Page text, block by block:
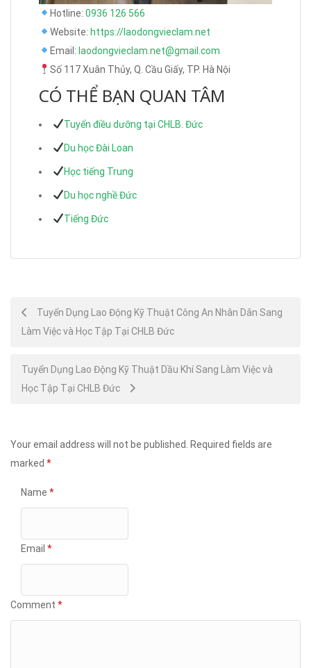
Hotline: 0936 126 566
Website: https://laodongvieclam.net
Email: laodongvieclam.net@gmail.com
Số 117 Xuân Thủy, Q. Cầu Giấy, TP. Hà Nội
CÓ THỂ BẠN QUAN TÂM
Tuyển điều dưỡng tại CHLB. Đức
Du học Đài Loan
Học tiếng Trung
Du học nghề Đức
Tiếng Đức
Post
navigation
Tuyển Dụng Lao Động Kỹ Thuật Công An Nhân Dân Sang
Làm Việc và Học Tập Tại CHLB Đức
Tuyển Dụng Lao Động Kỹ Thuật Dầu Khí Sang Làm Việc và
Học Tập Tại CHLB Đức
Your email address will not be published.
Required fields are
marked *
Name *
Email *
Comment *